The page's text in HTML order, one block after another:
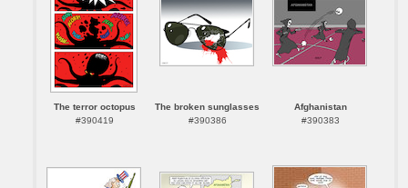
The terror octopus
#390419
The broken sunglasses
#390386
Afghanistan
#390383